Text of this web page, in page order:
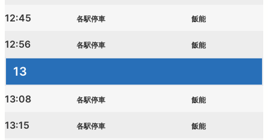
12:45 各駅停車 飯能
12:56 各駅停車 飯能
13
13:08 各駅停車 飯能
13:15 各駅停車 飯能